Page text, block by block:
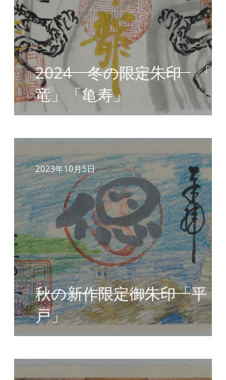
2024 冬の限定朱印 「昇
竜」「亀寿」
秋の新作限定御朱印「平
戸」
2023年10月5日